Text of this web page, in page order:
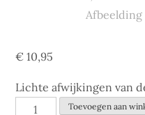
€ 10,95
Lichte afwijkingen van
BeschermengelToevoegen aan